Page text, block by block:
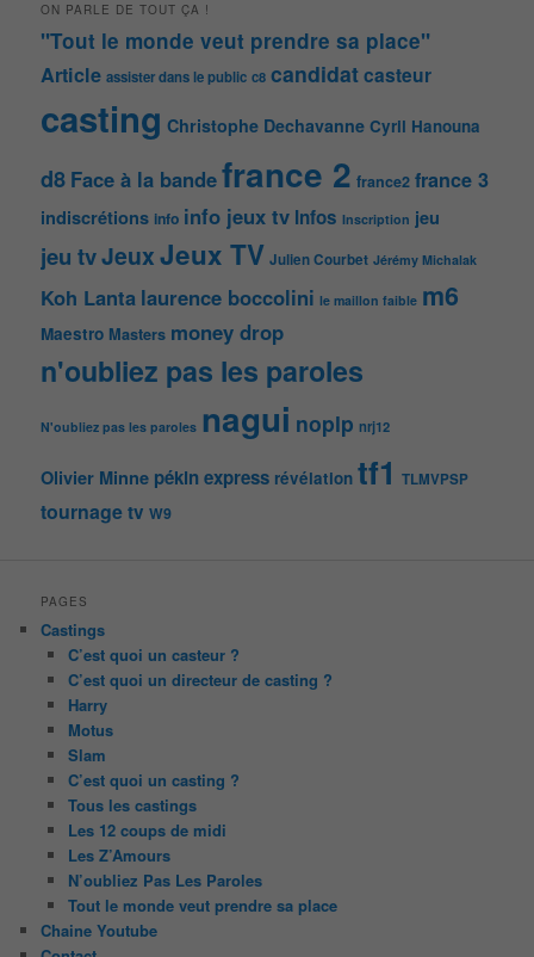
ON PARLE DE TOUT ÇA !
"Tout le monde veut prendre sa place"
Article assister dans le public c8 candidatcasteur
casting Christophe Dechavanne Cyril Hanouna
d8 Face à la bandefrance 2 france2 france 3
indiscrétions info info jeux tv Infos Inscription jeu
jeu tvJeuxJeux TV Julien Courbet Jérémy Michalak
Koh Lanta laurence boccolini le maillon faible m6
Maestro Masters money drop
n'oubliez pas les paroles
N'oubliez pas les paroles nagui noplp nrj12
Olivier Minne pékin express révélation tf1 TLMVPSP
tournagetv W9
PAGES
Castings
C’est quoi un casteur ?
C’est quoi un directeur de casting ?
Harry
Motus
Slam
C’est quoi un casting ?
Tous les castings
Les 12 coups de midi
Les Z’Amours
N’oubliez Pas Les Paroles
Tout le monde veut prendre sa place
Chaine Youtube